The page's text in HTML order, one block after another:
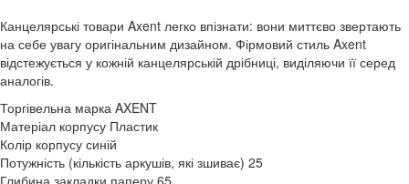
Канцелярські товари Axent легко впізнати: вони миттєво звертають
на себе увагу оригінальним дизайном. Фірмовий стиль Axent
відстежується у кожній канцелярській дрібниці, виділяючи її серед
аналогів.
Торгівельна марка AXENT
Матеріал корпусу Пластик
Колір корпусу синій
Потужність (кількість аркушів, які зшиває) 25